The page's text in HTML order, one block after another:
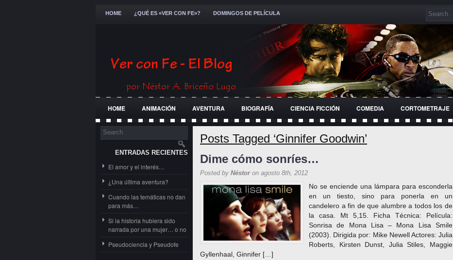
HOME ¿QUÉ ES «VER CON FE»? DOMINGOS DE PELÍCULA
HOME ANIMACIÓN AVENTURA BIOGRAFÍA CIENCIA FICCIÓN COMEDIA CORTOMETRAJE
FESTIVALES
ENTRADAS RECIENTES
El amor y el interés…
¿Una última aventura?
Cuando las temáticas no dan
para más…
Si la historia hubiera sido
narrada por una mujer… o no
Pseudociencia y Pseudofe
Posts Tagged ‘Ginnifer Goodwin’
Dime cómo sonríes…
Posted by Néstoron agosto 8th, 2012
No se enciende una lámpara para esconderla
en un tiesto, sino para ponerla en un
candelero a fin de que alumbre a todos los de
la casa. Mt 5,15. Ficha Técnica: Película:
Sonrisa de Mona Lisa – Mona Lisa Smile
(2003). Dirigida por: Mike Newell Actores: Julia
Roberts, Kirsten Dunst, Julia Stiles, Maggie
Gyllenhaal, Ginnifer […]